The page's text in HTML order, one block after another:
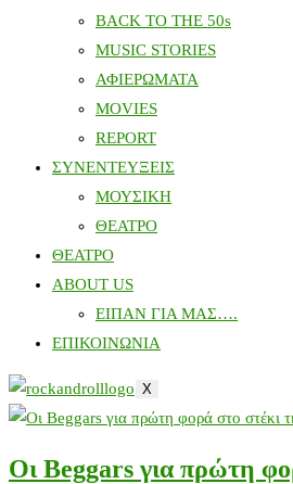
BACK TO THE 50s
MUSIC STORIES
ΑΦΙΕΡΩΜΑΤΑ
MOVIES
REPORT
ΣΥΝΕΝΤΕΥΞΕΙΣ
ΜΟΥΣΙΚΗ
ΘΕΑΤΡΟ
ΘΕΑΤΡΟ
ABOUT US
ΕΙΠΑΝ ΓΙΑ ΜΑΣ….
ΕΠΙΚΟΙΝΩΝΙΑ
X
Οι Beggars για πρώτη